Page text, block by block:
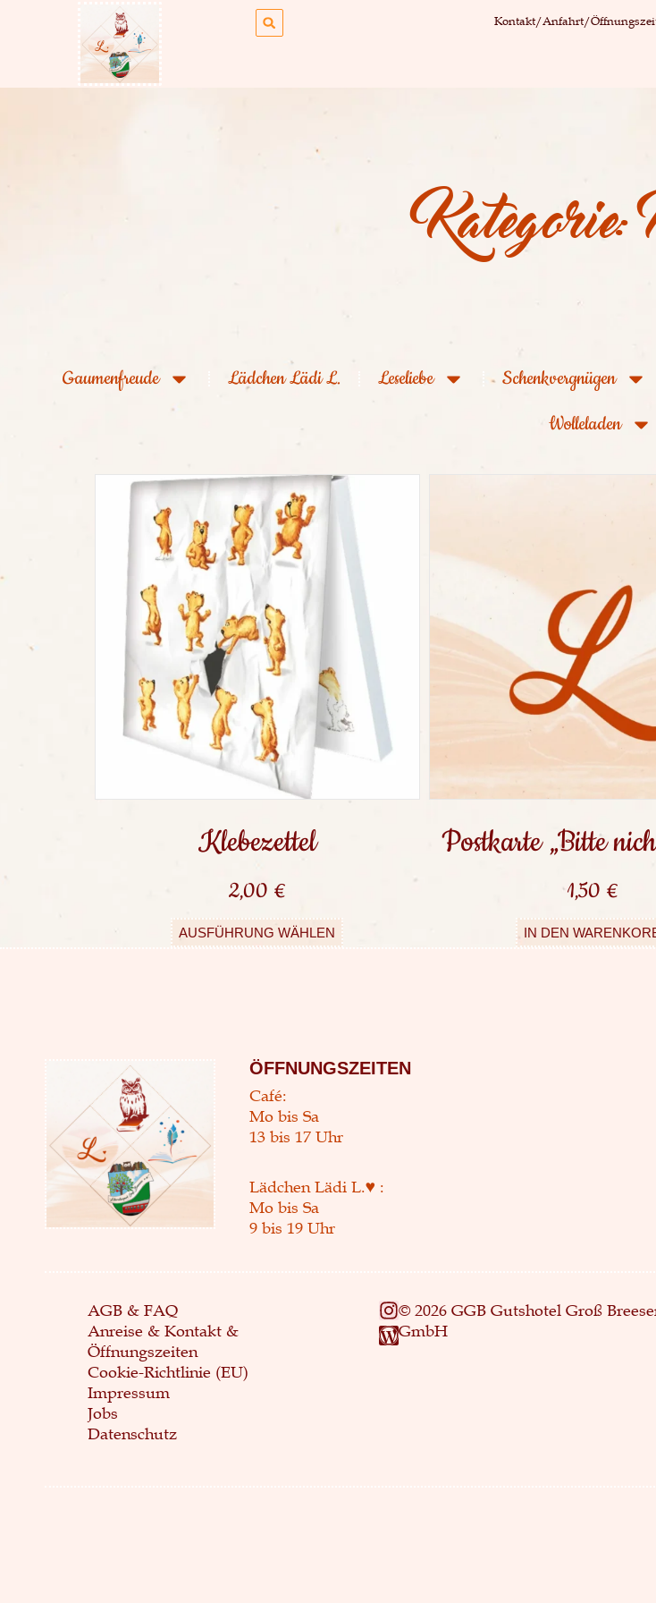
Kontakt/Anfahrt/
Kategorie:
Gaumenfreude Lädchen Lädi L. Leseliebe Schenkvergnügen
Wolleladen
Klebezettel
2,00 €
AUSFÜHRUNG WÄHLEN
Postkarte „Bitte
1,50 €
IN DEN
ÖFFNUNGSZEITEN
Café:
Mo bis Sa
13 bis 17 Uhr
Lädchen Lädi L.♥ :
Mo bis Sa
9 bis 19 Uhr
AGB & FAQ
Anreise & Kontakt &
Öffnungszeiten
Cookie-Richtlinie (EU)
Impressum
Jobs
Datenschutz
© 2026 GGB Gutshotel Groß
GmbH